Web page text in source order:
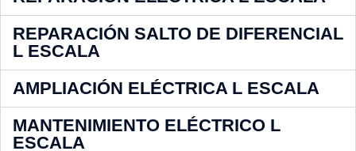
REPARACIÓN SALTO DE DIFERENCIAL
L ESCALA
AMPLIACIÓN ELÉCTRICA L ESCALA
MANTENIMIENTO ELÉCTRICO L
ESCALA